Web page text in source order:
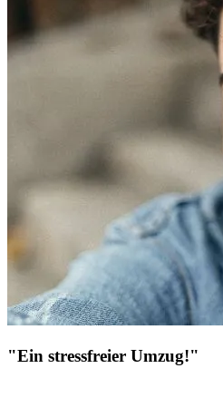
"Ein stressfreier Umzug!"